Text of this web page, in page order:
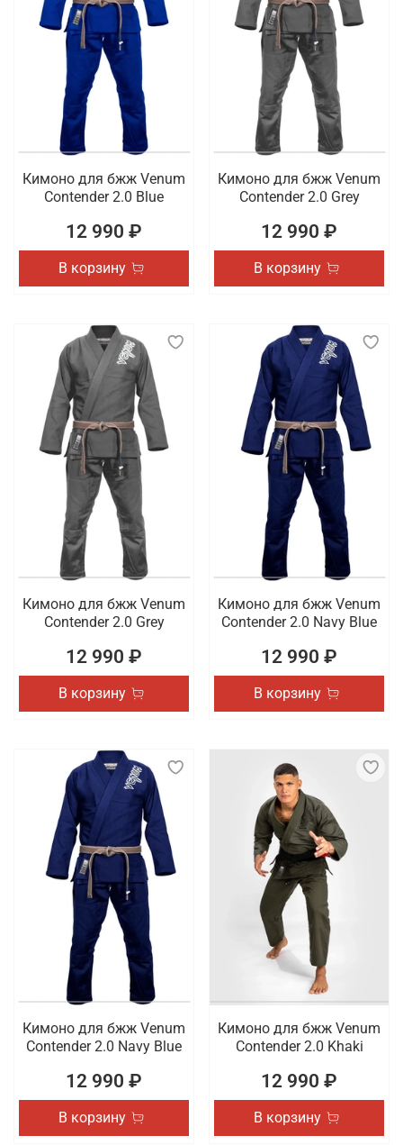
Кимоно для бжж Venum
Contender 2.0 Blue
12 990 ₽
В корзину
Кимоно для бжж Venum
Contender 2.0 Grey
12 990 ₽
В корзину
Кимоно для бжж Venum
Contender 2.0 Grey
12 990 ₽
В корзину
Кимоно для бжж Venum
Contender 2.0 Navy Blue
12 990 ₽
В корзину
Кимоно для бжж Venum
Contender 2.0 Navy Blue
12 990 ₽
В корзину
Кимоно для бжж Venum
Contender 2.0 Khaki
12 990 ₽
В корзину